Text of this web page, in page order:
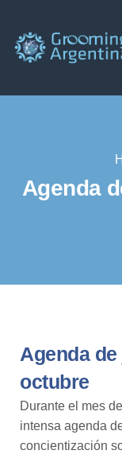
Agenda
Agenda
octubre
Durante el mes
intensa agenda
concientización